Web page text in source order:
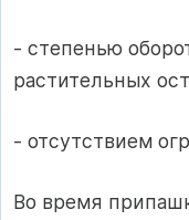
- степенью
растительных
- отсутствием
Во время